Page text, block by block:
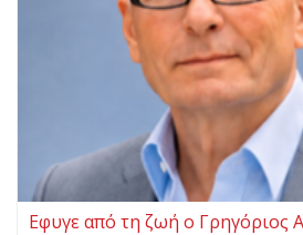
Eφυγε από τη ζωή ο Γρηγόριος